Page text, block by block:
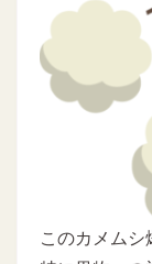
このカメムシ